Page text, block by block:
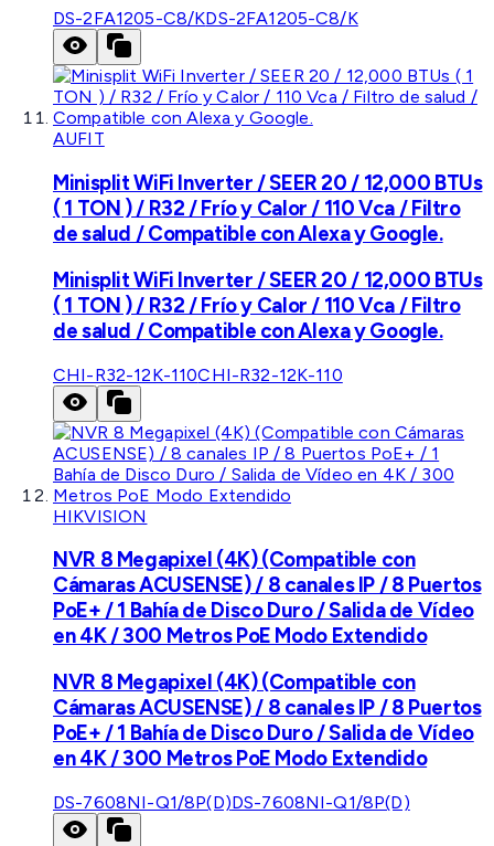
DS-2FA1205-C8/KDS-2FA1205-C8/K
AUFIT
Minisplit WiFi Inverter / SEER 20 / 12,000 BTUs
( 1 TON ) / R32 / Frío y Calor / 110 Vca / Filtro
de salud / Compatible con Alexa y Google.
Minisplit WiFi Inverter / SEER 20 / 12,000 BTUs
( 1 TON ) / R32 / Frío y Calor / 110 Vca / Filtro
de salud / Compatible con Alexa y Google.
CHI-R32-12K-110CHI-R32-12K-110
HIKVISION
NVR 8 Megapixel (4K) (Compatible con
Cámaras ACUSENSE) / 8 canales IP / 8 Puertos
PoE+ / 1 Bahía de Disco Duro / Salida de Vídeo
en 4K / 300 Metros PoE Modo Extendido
NVR 8 Megapixel (4K) (Compatible con
Cámaras ACUSENSE) / 8 canales IP / 8 Puertos
PoE+ / 1 Bahía de Disco Duro / Salida de Vídeo
en 4K / 300 Metros PoE Modo Extendido
DS-7608NI-Q1/8P(D)DS-7608NI-Q1/8P(D)